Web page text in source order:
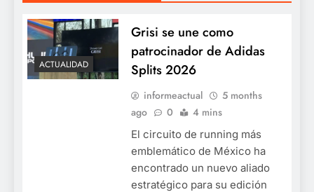
ACTUALIDAD
Grisi se une como
patrocinador de Adidas
Splits 2026
informeactual
5 months
ago
0 4 mins
El circuito de running más
emblemático de México ha
encontrado un nuevo aliado
estratégico para su edición